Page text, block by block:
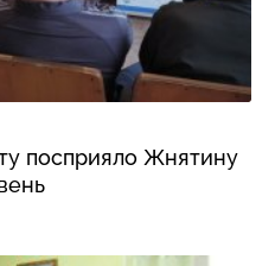
посприяло Жнятину